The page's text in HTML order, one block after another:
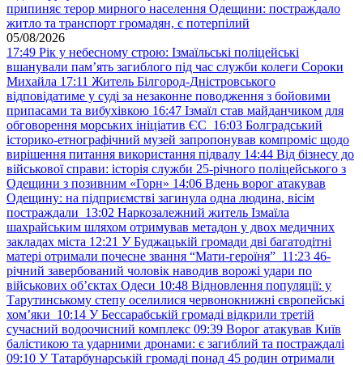
припиняє терор мирного населення Одещини: постраждало
житло та транспорт громадян, є потерпілий
05/08/2026
17:49 Рік у небесному строю: Ізмаїльські поліцейські
вшанували пам’ять загиблого під час служби колеги Сороки
Михайла 17:11 Житель Білгород-Дністровського
відповідатиме у суді за незаконне поводження з бойовими
припасами та вибухівкою 16:47 Ізмаїл став майданчиком для
обговорення морських ініціатив ЄС 16:03 Болградський
історико-етнографічний музей запропонував компроміс щодо
вирішення питання використання підвалу 14:44 Від бізнесу до
військової справи: історія служби 25-річного поліцейського з
Одещини з позивним «Горн» 14:06 Вдень ворог атакував
Одещину: на підприємстві загинула одна людина, вісім
постраждали 13:02 Наркозалежний житель Ізмаїла
шахрайським шляхом отримував метадон у двох медичних
закладах міста 12:21 У Буджацькій громади дві багатодітні
матері отримали почесне звання “Мати-героїня” 11:23 46-
річний завербований чоловік наводив ворожі удари по
військових обʼєктах Одеси 10:48 Відновлення популяції: у
Тарутинському степу оселилися червонокнижні європейські
хом’яки 10:14 У Бессарабській громаді відкрили третій
сучасний водоочисний комплекс 09:39 Ворог атакував Київ
балістикою та ударними дронами: є загиблий та постраждалі
09:10 У Татарбунарській громаді понад 45 родин отримали